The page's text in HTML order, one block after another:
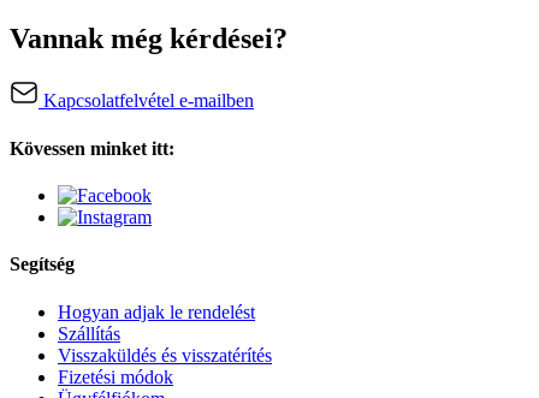
Vannak még kérdései?
Kapcsolatfelvétel e-mailben
Kövessen minket itt:
Segítség
Hogyan adjak le rendelést
Szállítás
Visszaküldés és visszatérítés
Fizetési módok